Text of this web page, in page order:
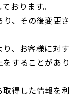
おります。
、その後変更さ
、お客様に対す
することがあり
得した情報を利